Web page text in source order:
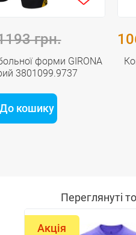
грн.
форми GIRONA
3801099.9737
До кошику
Переглянуті
Акція